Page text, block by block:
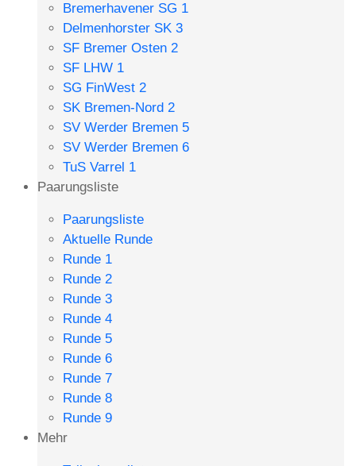
Bremerhavener SG 1
Delmenhorster SK 3
SF Bremer Osten 2
SF LHW 1
SG FinWest 2
SK Bremen-Nord 2
SV Werder Bremen 5
SV Werder Bremen 6
TuS Varrel 1
Paarungsliste
Paarungsliste
Aktuelle Runde
Runde 1
Runde 2
Runde 3
Runde 4
Runde 5
Runde 6
Runde 7
Runde 8
Runde 9
Mehr